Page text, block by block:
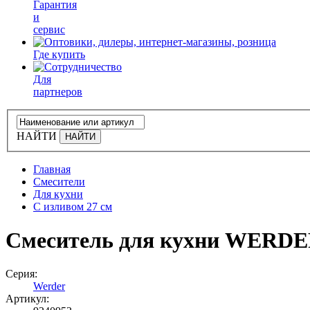
Гарантия
и
сервис
Где купить
Для
партнеров
НАЙТИ
Главная
Смесители
Для кухни
C изливом 27 см
Смеситель для кухни
Серия:
Werder
Артикул: